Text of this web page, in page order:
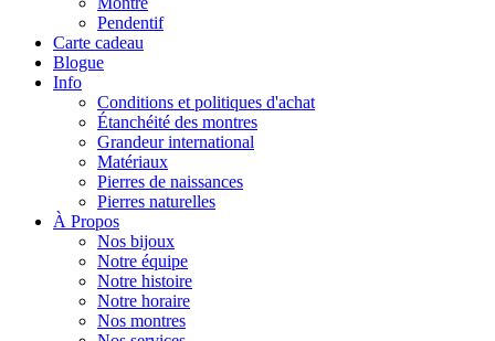
Pendentif
Carte cadeau
Blogue
Info
Conditions et politiques d'achat
Étanchéité des montres
Grandeur international
Matériaux
Pierres de naissances
Pierres naturelles
À Propos
Nos bijoux
Notre équipe
Notre histoire
Notre horaire
Nos montres